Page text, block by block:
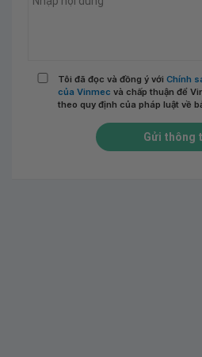
Tôi đã đọc và đồng ý với Chính
của Vinmec và chấp thuận để
theo quy định của pháp luật về
Gửi thông